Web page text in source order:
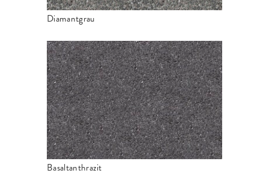
Diamantgrau
Basaltanthrazit